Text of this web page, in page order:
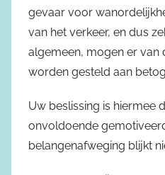
gevaar voor
van het verkeer, en dus
algemeen, mogen er van
worden gesteld aan
Uw beslissing is hiermee
onvoldoende
belangenafweging blijkt